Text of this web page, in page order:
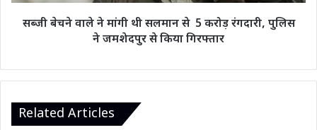
रंगदारी,
किया
गिरफ्तार
सब्जी बेचने वाले ने मांगी थी सलमान से 5 करोड़ रंगदारी, पुलिस
ने जमशेदपुर से किया गिरफ्तार
Related Articles